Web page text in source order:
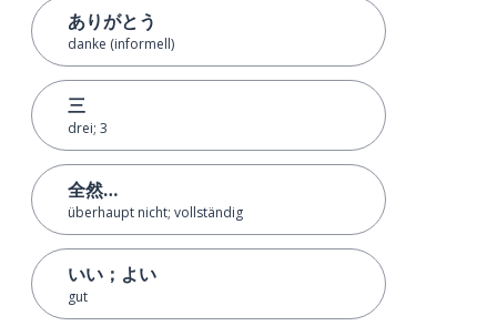
ありがとう
danke (informell)
三
drei; 3
全然…
überhaupt nicht; vollständig
いい；よい
gut